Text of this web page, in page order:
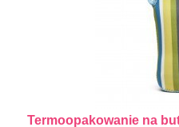
Termoopakowanie na